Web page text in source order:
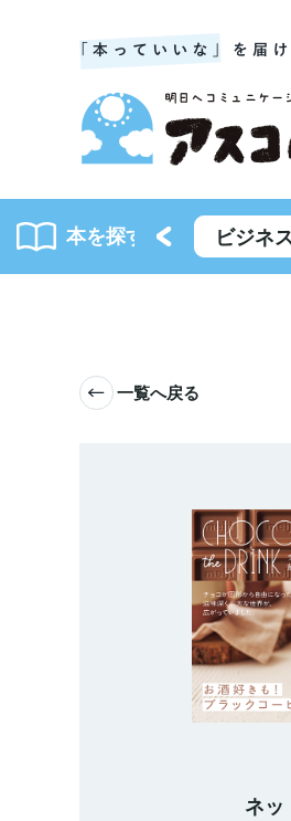
本を探す
書籍一覧 ビジネ
一覧へ戻る
ネッ